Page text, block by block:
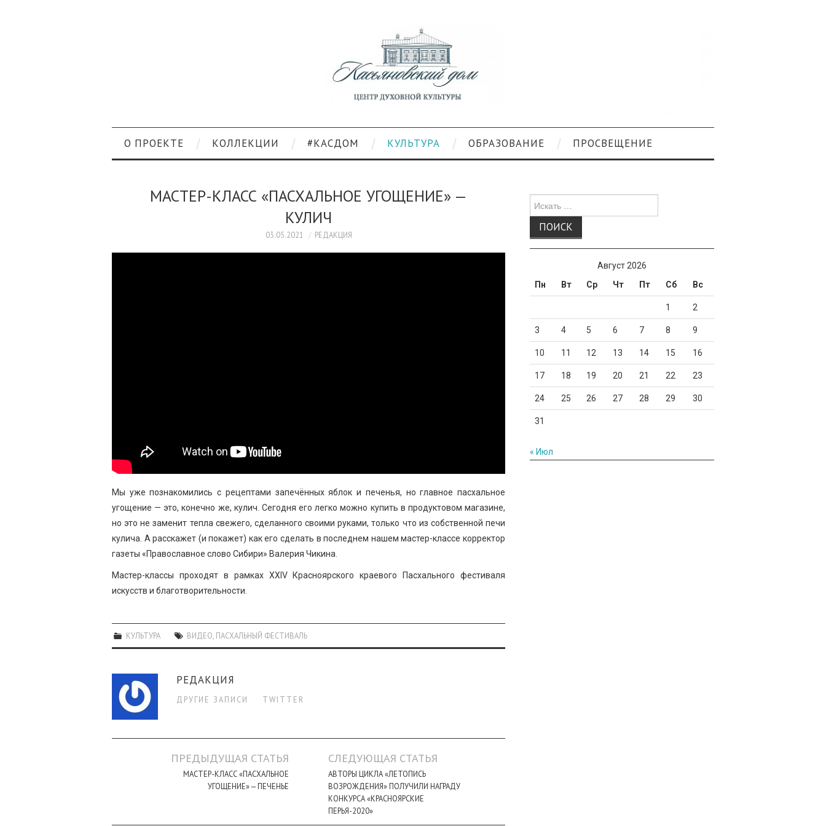
О ПРОЕКТЕ КОЛЛЕКЦИИ #КАСДОМ КУЛЬТУРА ОБРАЗОВАНИЕ ПРОСВЕЩЕНИЕ
МАСТЕР-КЛАСС «ПАСХАЛЬНОЕ УГОЩЕНИЕ» —
КУЛИЧ
03.05.2021 РЕДАКЦИЯ
Мы уже познакомились с рецептами запечённых яблок и печенья, но главное пасхальное
угощение — это, конечно же, кулич. Сегодня его легко можно купить в продуктовом магазине,
но это не заменит тепла свежего, сделанного своими руками, только что из собственной печи
кулича. А расскажет (и покажет) как его сделать в последнем нашем мастер-классе корректор
газеты «Православное слово Сибири» Валерия Чикина.
Мастер-классы проходят в рамках XXIV Красноярского краевого Пасхального фестиваля
искусств и благотворительности.
КУЛЬТУРА ВИДЕО ПАСХАЛЬНЫЙ ФЕСТИВАЛЬ
РЕДАКЦИЯ
ДРУГИЕ ЗАПИСИ TWITTER
НавигацияПРЕДЫДУЩАЯ СТАТЬЯ
МАСТЕР-КЛАСС «ПАСХАЛЬНОЕ
УГОЩЕНИЕ» — ПЕЧЕНЬЕ
СЛЕДУЮЩАЯ СТАТЬЯ
АВТОРЫ ЦИКЛА «ЛЕТОПИСЬ
ВОЗРОЖДЕНИЯ» ПОЛУЧИЛИ НАГРАДУ
КОНКУРСА «КРАСНОЯРСКИЕ
ПЕРЬЯ-2020»
для:
Август 2026
Пн
Вт Ср Чт Пт Сб Вс
1 2
3 4 5 6 7 8 9
10 11 12 13 14 15 16
17 18 19 20 21 22 23
24 25 26 27 28 29 30
31
« Июл